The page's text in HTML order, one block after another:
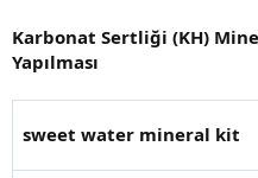
Karbonat Sertliği (KH)
Yapılması
sweet water mineral kit